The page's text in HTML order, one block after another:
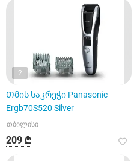
2
Თმის საკრეჭი Panasonic
Ergb70S520 Silver
თბილისი
209 ₾